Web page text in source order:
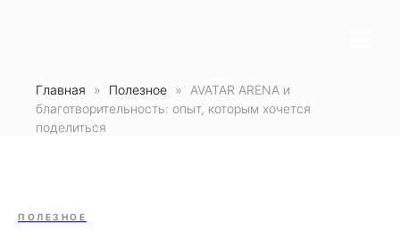
Главная Полезное
AVATAR ARENA и
благотворительность: опыт, которым хочется
поделиться
ПОЛЕЗНОЕ